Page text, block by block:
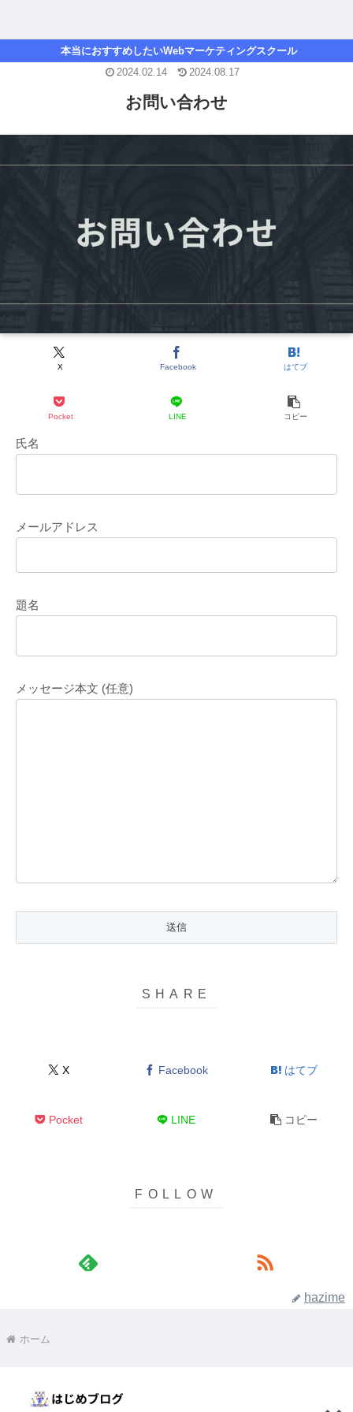
本当におすすめしたいWebマーケティングスクール
お問い合わせ
X Facebook はてブ
Pocket LINE コピー
2024.02.14 2024.08.17
氏名
メールアドレス
題名
メッセージ本文 (任意)
X Facebook はてブ
Pocket LINE コピー
hazime
ホーム